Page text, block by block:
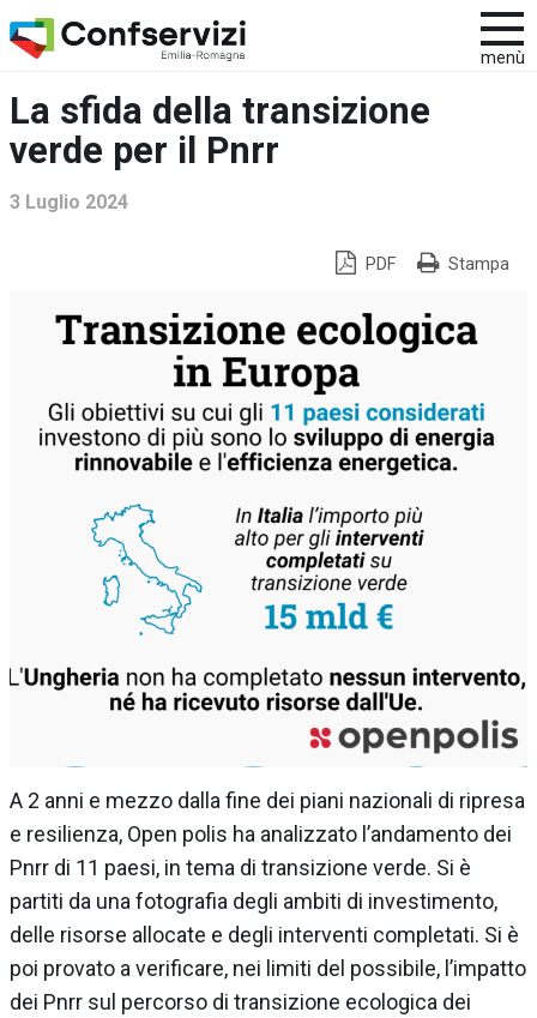
menù
La sfida della transizione
verde per il Pnrr
3 Luglio 2024
PDF Stampa
A 2 anni e mezzo dalla fine dei piani nazionali di ripresa
e resilienza, Open polis ha analizzato l’andamento dei
Pnrr di 11 paesi, in tema di transizione verde. Si è
partiti da una fotografia degli ambiti di investimento,
delle risorse allocate e degli interventi completati. Si è
poi provato a verificare, nei limiti del possibile, l’impatto
dei Pnrr sul percorso di transizione ecologica dei